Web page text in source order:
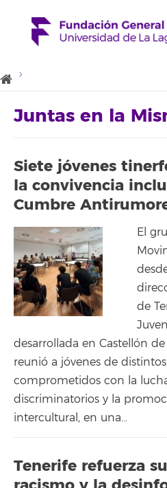
Juntas en la
Siete jóvenes
la convivencia
Cumbre
El
de
desarrollada en Castellón
reunió a jóvenes de
comprometidos con la
discriminatorios y la
intercultural, en una…
Tenerife refuerza